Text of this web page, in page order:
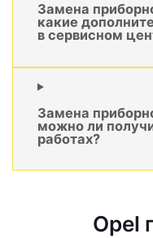
Замена
какие
в сервисном
Замена
можно ли
работах?
Opel